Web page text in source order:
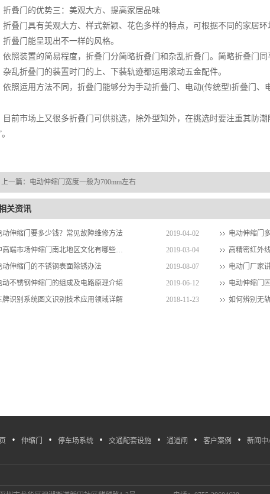
折叠门的优势三：美观大方、提高家居品味
折叠门具有美观大方、样式新颖、花色多样的特点，可根据不同的家居
折叠门能呈现出不一样的风格。
依照装置的简易程度，折叠门分简略折叠门和杂乱折叠门。简略折叠门
杂乱折叠门的装置时门的上、下装轨迹都运用滚动五金配件。
依照运用方法不同，折叠门能够分为手动折叠门、电动(传统型)折叠门、
目前市场上又很多折叠门可供挑选，除外型知外，在挑选时要注重其防
上一篇： 电动伸缩门宽度一般为700mm左右
关资讯
动伸缩门要多少钱？常见故障维修方法 2019-04-02
中高端市场伸缩门南北地区文化有哪些差异？
2019-03-04
动伸缩门的不锈钢表面除锈办法
2019-08-07
动不锈钢伸缩门的组成及电路原理介绍
2019-06-12 电动伸缩门
牌识别系统图文识别技术应用领域详解
2018-11-23
· 伸缩门 · 停车场系统 · 交通配套设施 · 通道闸 · 客户案例 · 新闻中